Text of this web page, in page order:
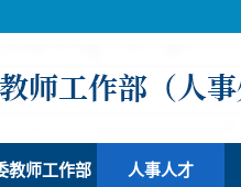
教师工作部 人事人才